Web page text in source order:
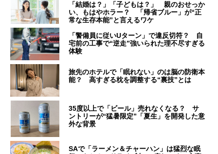
「結婚は？」「子どもは？」 親のおせっか
い、もはやホラー？ 「帰省ブルー」が“正
常な生存本能”と言えるワケ
「警備員に従いUターン」で違反切符？ 自
宅前の工事で“逆走”強いられた理不尽すぎる
体験
旅先のホテルで「眠れない」のは脳の防衛本
能？ 高すぎる枕を調整する“裏技”とは
35度以上で「ビール」売れなくなる？ サ
ントリーが“猛暑限定”「夏生」を開発した意
外な背景
SAで「ラーメン＆チャーハン」は猛烈な眠